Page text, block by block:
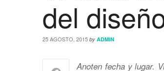
del
25 AGOSTO, 2015 by ADMIN
Anoten fecha y lugar.